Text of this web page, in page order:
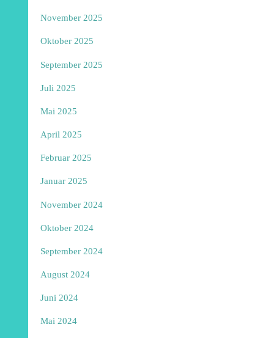
November 2025
Oktober 2025
September 2025
Juli 2025
Mai 2025
April 2025
Februar 2025
Januar 2025
November 2024
Oktober 2024
September 2024
August 2024
Juni 2024
Mai 2024